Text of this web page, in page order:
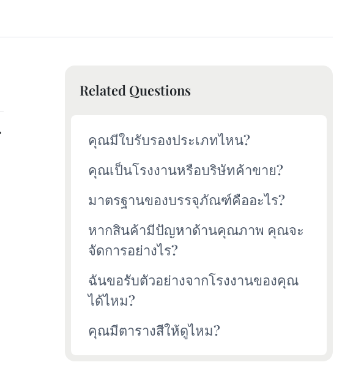
Related Questions
คุณมีใบรับรองประเภทไหน?
คุณเป็นโรงงานหรือบริษัทค้าขาย?
มาตรฐานของบรรจุภัณฑ์คืออะไร?
หากสินค้ามีปัญหาด้านคุณภาพ คุณจะ
จัดการอย่างไร?
ฉันขอรับตัวอย่างจากโรงงานของคุณ
ได้ไหม?
คุณมีตารางสีให้ดูไหม?